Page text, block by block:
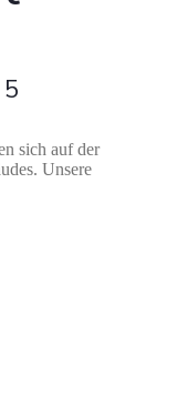
sich auf der
Unsere